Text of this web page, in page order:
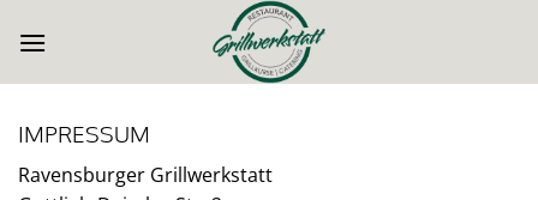
Inhalt
IMPRESSUM
Ravensburger Grillwerkstatt